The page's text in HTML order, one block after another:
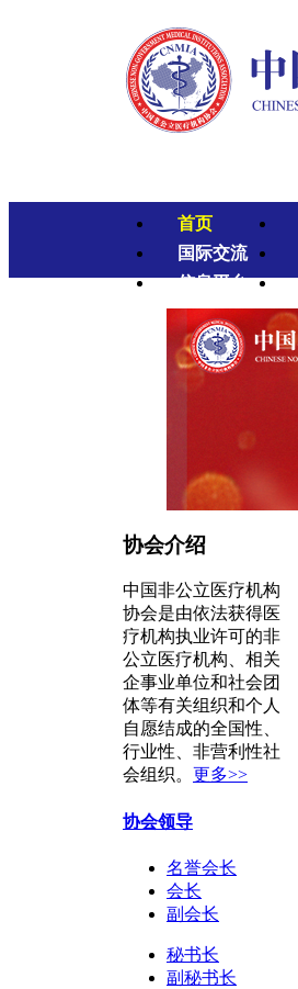
首页
国际交流
信息平台
协会介绍
中国非公立医疗机构
协会是由依法获得医
疗机构执业许可的非
公立医疗机构、相关
企事业单位和社会团
体等有关组织和个人
自愿结成的全国性、
行业性、非营利性社
会组织。 更多>>
协会领导
名誉会长
会长
副会长
秘书长
副秘书长